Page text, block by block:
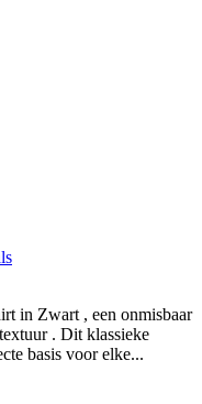
in Zwart , een onmisbaar
. Dit klassieke
basis voor elke...